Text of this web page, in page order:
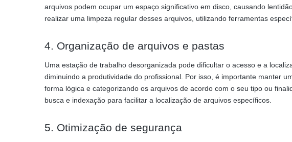
arquivos podem ocupar um espaço significativo em disco, causando
realizar uma limpeza regular desses arquivos, utilizando ferramentas
4. Organização de arquivos e pastas
Uma estação de trabalho desorganizada pode dificultar o acesso e a
diminuindo a produtividade do profissional. Por isso, é importante manter
forma lógica e categorizando os arquivos de acordo com o seu tipo ou
busca e indexação para facilitar a localização de arquivos específicos.
5. Otimização de segurança